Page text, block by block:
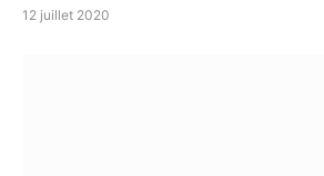
12 juillet 2020